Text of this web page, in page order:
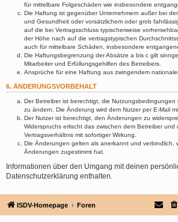
für mittelbare Folgeschäden wie insbesondere
Die Haftung ist gegenüber Unternehmern außer bei
und Gesundheit oder vorsätzlichem oder grob
auf die bei Vertragsschluss typischerweise
der Höhe nach auf die vertragstypischen
auch für mittelbare Schäden, insbesondere
Die Haftungsbegrenzung der Absätze a bis c gilt
Mitarbeiter und Erfüllungsgehilfen des Betreibers.
Ansprüche für eine Haftung aus zwingendem
6. ÄNDERUNGSVORBEHALT
Der Betreiber ist berechtigt, die
zu ändern. Die Änderung wird dem Nutzer per E-Mail
Der Nutzer ist berechtigt, den Änderungen zu
Widerspruchs erlischt das zwischen dem Betreiber und
Vertragsverhältnis mit sofortiger Wirkung.
Die Änderungen gelten als anerkannt und verbindlich,
Änderungen zugestimmt hat.
Informationen über den Umgang mit deinen
Datenschutzerklärung enthalten.
ISDV-Homepage Foren